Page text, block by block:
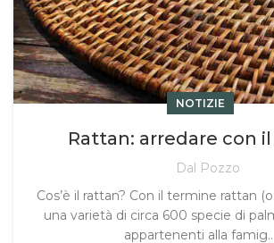
NOTIZIE
Rattan: arredare con
Dal Pozzo
Cos’è il rattan? Con il termine rattan
una varietà di circa 600 specie di
appartenenti alla famig...